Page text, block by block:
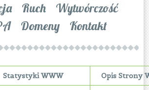
Ruch
Wytwórczość
Domeny Kontakt
Statystyki WWW Opis Strony